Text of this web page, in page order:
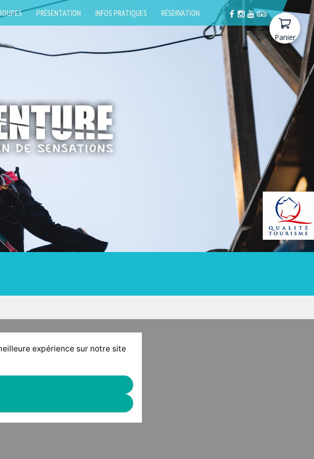
Panier
PRÉSENTATION INFOS PRATIQUES RÉSERVATION
expérience sur notre site